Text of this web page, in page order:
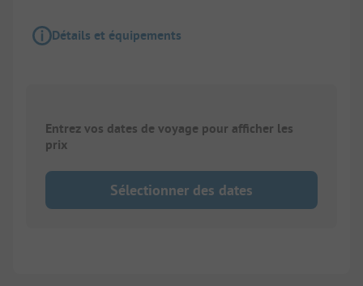
Détails et équipements
Entrez vos dates de voyage pour afficher les
prix
Sélectionner des dates